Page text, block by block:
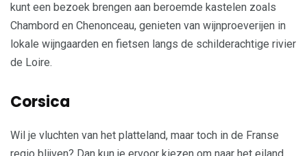
kunt een bezoek brengen aan beroemde kastelen zoals
Chambord en Chenonceau, genieten van wijnproeverijen in
lokale wijngaarden en fietsen langs de schilderachtige rivier
de Loire.
Corsica
Wil je vluchten van het platteland, maar toch in de Franse